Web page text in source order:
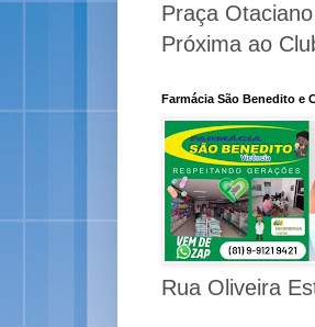
Praça
Próxima ao
Farmácia São Benedito e
Rua Oliveira